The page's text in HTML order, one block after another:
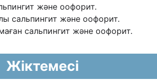
жəне оофорит.
сальпингит жəне оофорит.
сальпингит жəне оофорит.
Жіктемесі